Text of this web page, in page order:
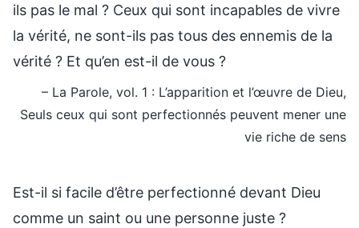
ils pas le mal ? Ceux qui sont incapables de vivre
la vérité, ne sont-ils pas tous des ennemis de la
vérité ? Et qu’en est-il de vous ?
– La Parole, vol. 1 : L’apparition et l’œuvre de Dieu,
Seuls ceux qui sont perfectionnés peuvent mener une
vie riche de sens
Est-il si facile d’être perfectionné devant Dieu
comme un saint ou une personne juste ?